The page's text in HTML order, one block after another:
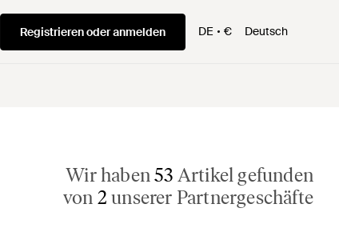
Registrieren oder anmelden DE € Deutsch
Wir haben53 Artikel gefunden
von 2 unserer Partnergeschäfte